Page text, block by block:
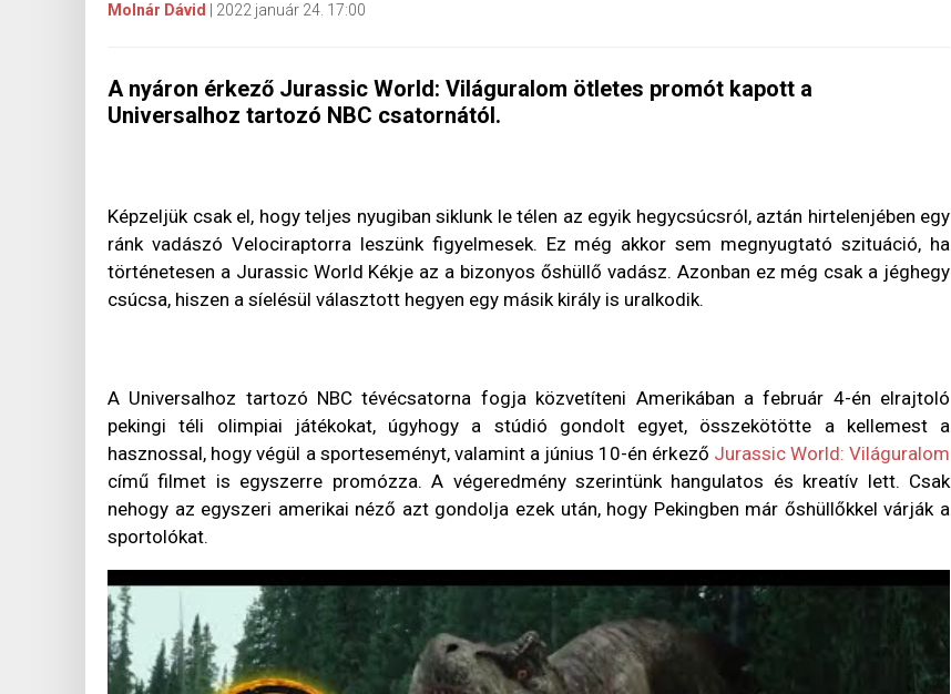
Molnár Dávid 2022 január 24. 17:00
A nyáron érkező Jurassic World: Világuralom ötletes promót kapott a
Universalhoz tartozó NBC csatornától.
Képzeljük csak el, hogy teljes nyugiban siklunk le télen az egyik hegycsúcsról, aztán hirtelenjében egy
ránk vadászó Velociraptorra leszünk figyelmesek. Ez még akkor sem megnyugtató szituáció, ha
történetesen a Jurassic World Kékje az a bizonyos őshüllő vadász. Azonban ez még csak a jéghegy
csúcsa, hiszen a síelésül választott hegyen egy másik király is uralkodik.
A Universalhoz tartozó NBC tévécsatorna fogja közvetíteni Amerikában a február 4-én elrajtoló
pekingi téli olimpiai játékokat, úgyhogy a stúdió gondolt egyet, összekötötte a kellemest a
hasznossal, hogy végül a sporteseményt, valamint a június 10-én érkező Jurassic World: Világuralom
című filmet is egyszerre promózza. A végeredmény szerintünk hangulatos és kreatív lett. Csak
nehogy az egyszeri amerikai néző azt gondolja ezek után, hogy Pekingben már őshüllőkkel várják a
sportolókat.